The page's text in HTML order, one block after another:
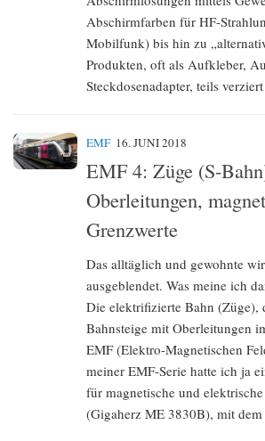
Abschirmfarben für HF-
Mobilfunk) bis hin zu
Produkten, oft als Aufkleber,
Steckdosenadapter, teils
EMF 16. JUNI 2018
EMF 4: Züge (S-
Oberleitungen,
Grenzwerte
Das alltäglich und gewohnte
ausgeblendet. Was meine ich
Die elektrifizierte Bahn (Züge),
Bahnsteige mit Oberleitungen
EMF (Elektro-Magnetischen
meiner EMF-Serie hatte ich ja
für magnetische und
(Gigaherz ME 3830B), mit